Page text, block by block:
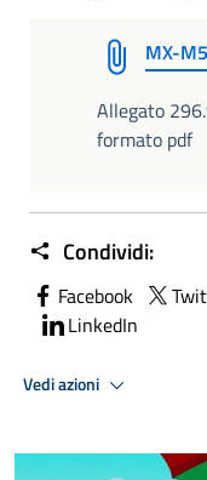
MX-
Allegato
formato pdf
Condividi:
Facebook
LinkedIn
Vedi azioni